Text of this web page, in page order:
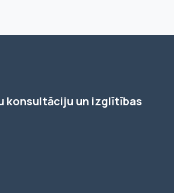
konsultāciju un izglītības